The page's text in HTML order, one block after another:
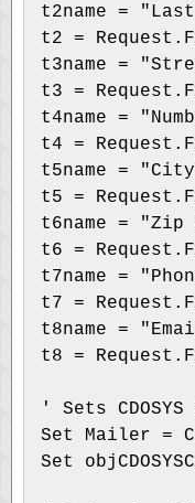
t2name = "Last
t2 =
t3name =
t3 =
t4name =
t4 =
t5name =
t5 =
t6name = "Zip
t6 =
t7name =
t7 =
t8name =
t8 =
' Sets CDOSYS
Set Mailer =
Set